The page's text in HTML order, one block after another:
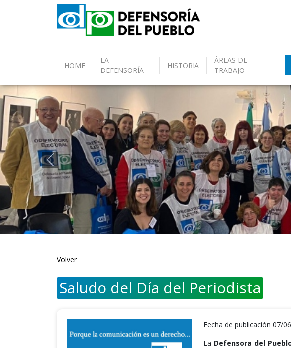
HOME
LA
DEFENSORÍA
HISTORIA
ÁREAS DE
TRABAJO
Anterior
Volver
Saludo del Día del Periodista
Fecha de publicación 07/
La Defensora del